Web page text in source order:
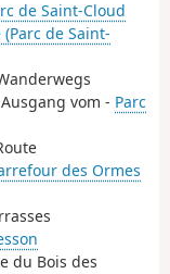
de Saint-Cloud
de Saint-
vom - Parc
des Ormes
du Bois des